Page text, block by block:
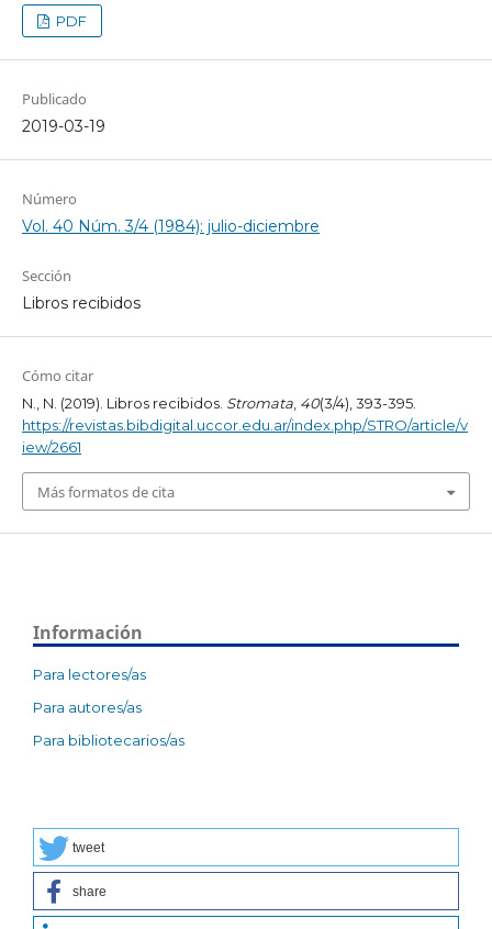
PDF
Publicado
2019-03-19
Número
Vol. 40 Núm. 3/4 (1984): julio-diciembre
Sección
Libros recibidos
Cómo citar
N., N. (2019). Libros recibidos. Stromata, 40(3/4), 393-395.
https://revistas.bibdigital.uccor.edu.ar/index.php/STRO/article/v
iew/2661
Más formatos de cita
Información
Para lectores/as
Para autores/as
Para bibliotecarios/as
tweet
share